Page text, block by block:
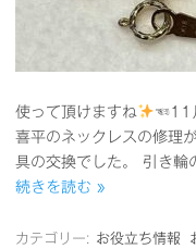
使って頂けますね
☜11
喜平のネックレスの修
具の交換でした。 引き
続きを読む »
カテゴリー: お役立ち情報